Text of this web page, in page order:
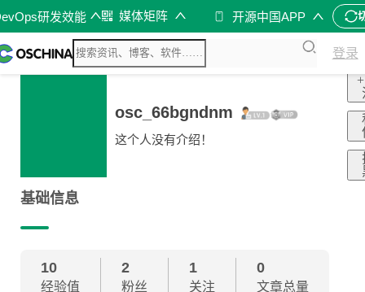
研发效能 媒体矩阵 开源中国APP
登录
osc_66bgndnm
这个人没有介绍！
基础信息
10
经验值
2
粉丝
1
关注
0
文章总量